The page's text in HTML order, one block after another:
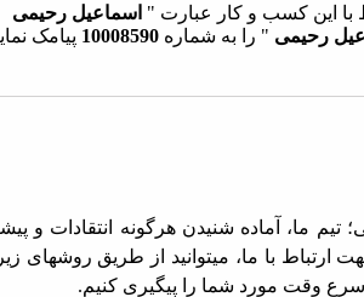
و کار عبارت "اسماعیل رحیمی
" را به شماره 10008590 پیامک نمایید.
شنیدن هرگونه انتقادات و پیشنهادات
میتوانید از طریق روشهای زیر اقدام
شما را پیگیری کنیم.